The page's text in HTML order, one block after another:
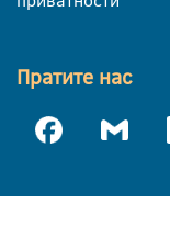
Пратите нас